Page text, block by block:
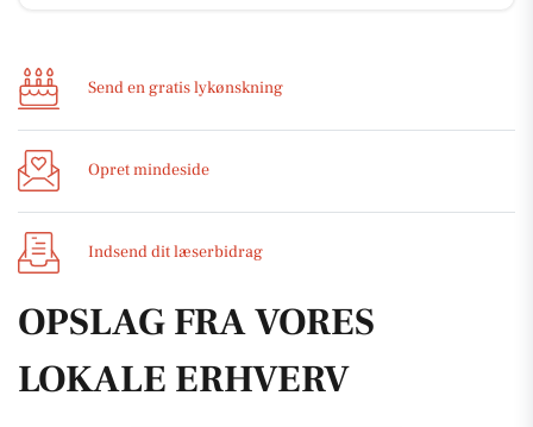
Send en gratis lykønskning
Opret mindeside
Indsend dit læserbidrag
OPSLAG FRA VORES
LOKALE ERHVERV